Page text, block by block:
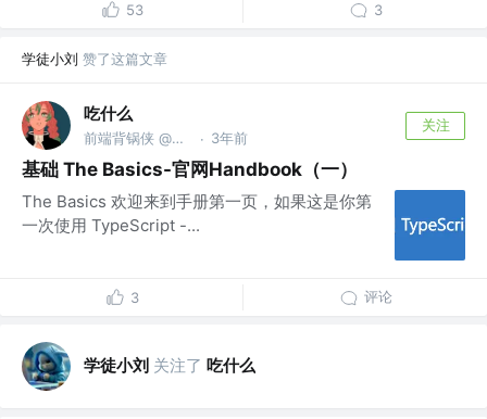
53 3
学徒小刘 赞了这篇文章
吃什么
前端背锅侠 @金麟岂是池中物 · 3年前
关注
基础 The Basics-官网Handbook（一）
The Basics 欢迎来到手册第一页，如果这是你第
一次使用 TypeScript -...
3 评论
学徒小刘 关注了 吃什么